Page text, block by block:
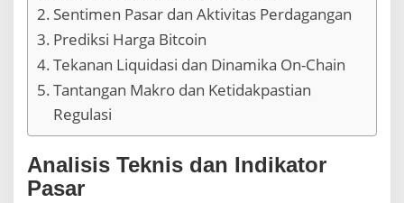
Sentimen Pasar dan Aktivitas Perdagangan
Prediksi Harga Bitcoin
Tekanan Liquidasi dan Dinamika On-Chain
Tantangan Makro dan Ketidakpastian
Regulasi
Analisis Teknis dan Indikator
Pasar